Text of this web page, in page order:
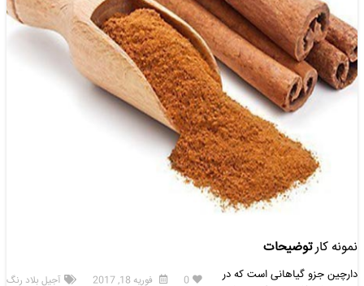
نمونه کارتوضیحات
0 فوریه 18, 2017 آجیل بلاد رنگ
دارچین جزو گیاهانی است که در